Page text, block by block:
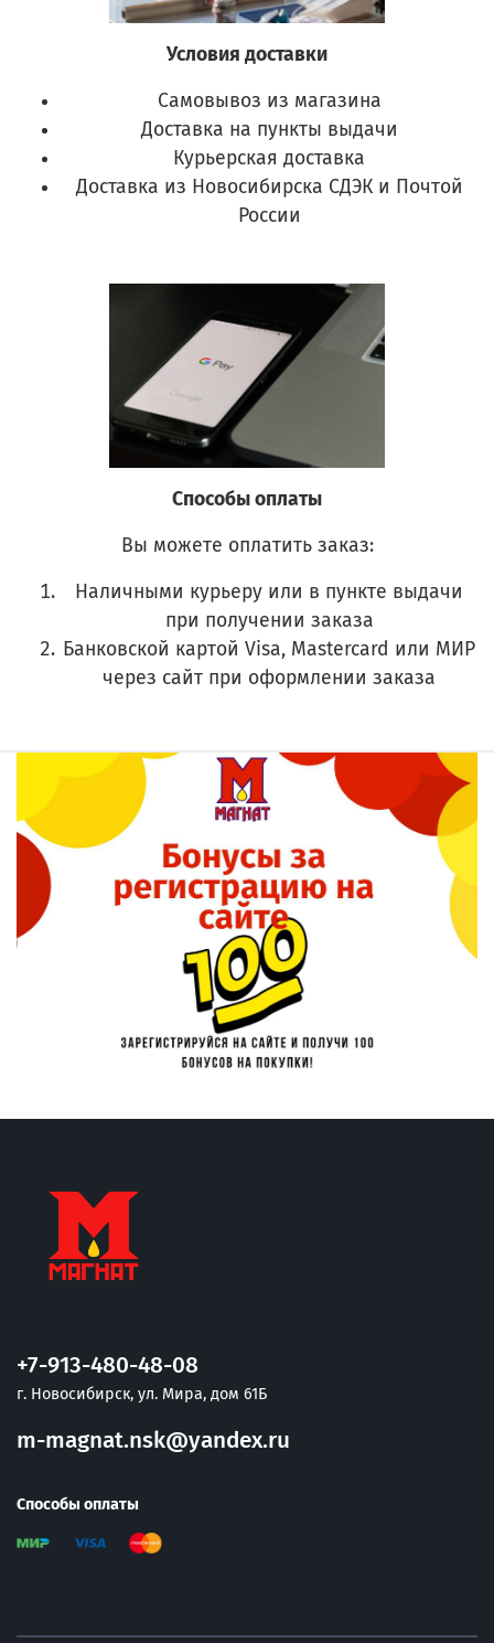
Условия доставки
Самовывоз из магазина
Доставка на пункты выдачи
Курьерская доставка
Доставка из Новосибирска СДЭК и Почтой
России
Способы оплаты
Вы можете оплатить заказ:
Наличными курьеру или в пункте выдачи
при получении заказа
Банковской картой Visa, Mastercard или МИР
через сайт при оформлении заказа
+7-913-480-48-08
г. Новосибирск, ул. Мира, дом 61Б
m-magnat.nsk@yandex.ru
Способы оплаты